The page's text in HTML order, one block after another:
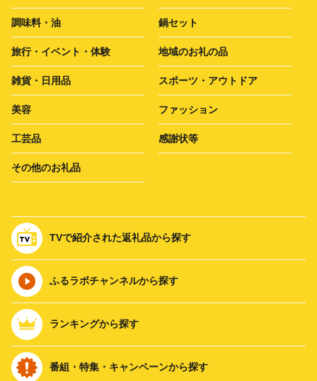
調味料・油 鍋セット
旅行・イベント・体験 地域のお礼の品
雑貨・日用品 スポーツ・アウトドア
美容 ファッション
工芸品 感謝状等
その他のお礼品
TVで紹介された返礼品から探す
ふるラボチャンネルから探す
ランキングから探す
番組・特集・キャンペーンから探す